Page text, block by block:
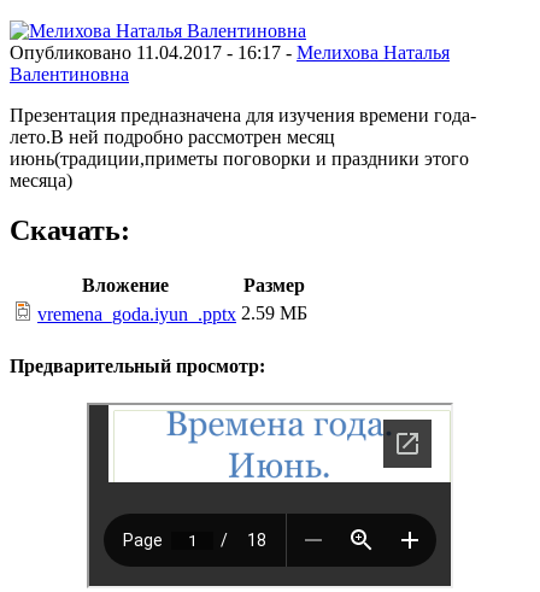
Опубликовано 11.04.2017 - 16:17 - Мелихова Наталья
Валентиновна
Презентация предназначена для изучения времени года-
лето.В ней подробно рассмотрен месяц
июнь(традиции,приметы поговорки и праздники этого
месяца)
Скачать:
Вложение
Размер
vremena_goda.iyun_.pptx 2.59 МБ
Предварительный просмотр: